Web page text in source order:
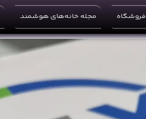
فروشگاه مجله خانه‌های هوشمند